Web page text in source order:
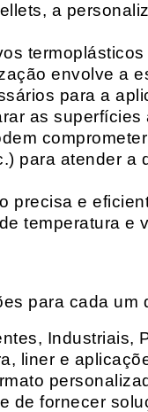
a
envolve a
para a
as
para atender a
precisa e
temperatura e
para cada um
Industriais,
liner e
de fornecer